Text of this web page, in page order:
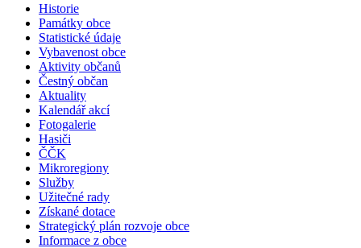
Historie
Památky obce
Statistické údaje
Vybavenost obce
Aktivity občanů
Čestný občan
Aktuality
Kalendář akcí
Fotogalerie
Hasiči
ČČK
Mikroregiony
Služby
Užitečné rady
Získané dotace
Strategický plán rozvoje obce
Informace z obce